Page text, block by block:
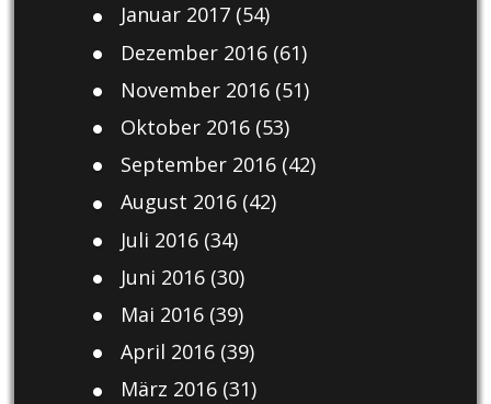
Januar 2017(54)
Dezember 2016(61)
November 2016(51)
Oktober 2016(53)
September 2016(42)
August 2016(42)
Juli 2016(34)
Juni 2016(30)
Mai 2016(39)
April 2016(39)
März 2016(31)